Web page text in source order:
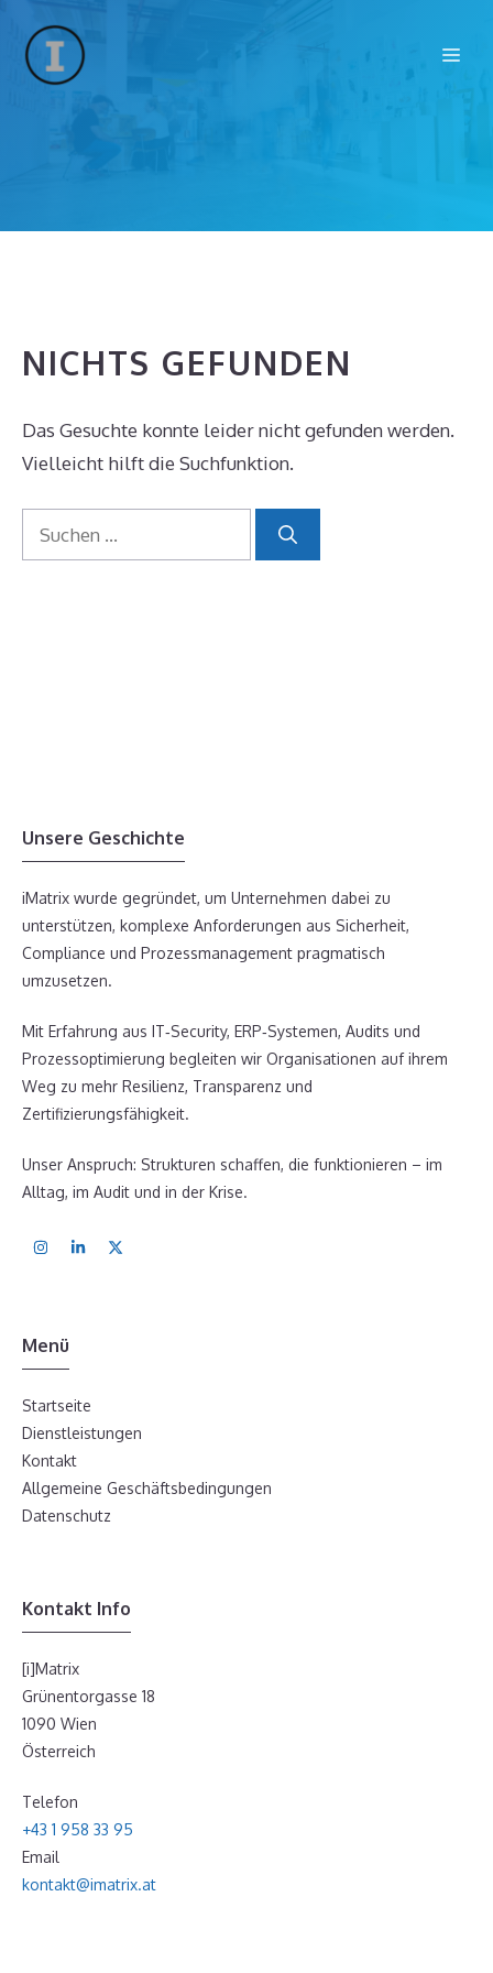
Inhalt
springen
NICHTS GEFUNDEN
Das Gesuchte konnte leider nicht gefunden werden.
Vielleicht hilft die Suchfunktion.
Suchen
nach:
Unsere Geschichte
iMatrix wurde gegründet, um Unternehmen dabei zu
unterstützen, komplexe Anforderungen aus Sicherheit,
Compliance und Prozessmanagement pragmatisch
umzusetzen.
Mit Erfahrung aus IT‑Security, ERP‑Systemen, Audits und
Prozessoptimierung begleiten wir Organisationen auf ihrem
Weg zu mehr Resilienz, Transparenz und
Zertifizierungsfähigkeit.
Unser Anspruch: Strukturen schaffen, die funktionieren – im
Alltag, im Audit und in der Krise.
Menü
Startseite
Dienstleistungen
Kontakt
Allgemeine Geschäftsbedingungen
Datenschutz
Kontakt Info
[i]Matrix
Grünentorgasse 18
1090 Wien
Österreich
Telefon
+43 1 958 33 95
Email
kontakt@imatrix.at